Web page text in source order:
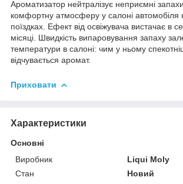
Ароматизатор нейтралізує неприємні
комфортну атмосферу у салоні автомобіля
поїздках. Ефект від освіжувача вистачає в
місяці. Швидкість випаровування запаху
температури в салоні: чим у ньому
відчувається аромат.
Приховати
Характеристики
Основні
Виробник
Liqui Moly
Стан
Новий